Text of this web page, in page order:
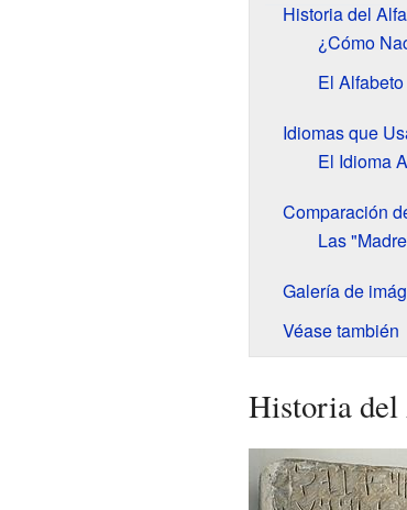
Historia del
¿Cómo
El
Idiomas que
El Idioma
Comparación
Las
Galería de
Véase también
Historia